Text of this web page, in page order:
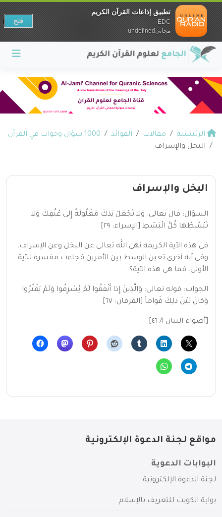
الرئيسية مقالات الفوائد
1000 سؤال وجواب في القرآن
البخل والإسراف
البخل والإسراف
السؤال: قال تعالى: وَلا تَجْعَلْ يَدَكَ مَغْلُولَةً إِلى عُنُقِكَ وَلا
تَبْسُطْها كُلَّ الْبَسْطِ [الإسراء: ٢٩]
في هذه الآية الكريمة نهى الله تعالى عن البخل وعن الإسراف،
وفي آية أخرى تعين الوسط بين الأمرين فجاءت مفسرة للآية
الأولى، فما هي هذه الآية؟
الجواب: قوله تعالى: وَالَّذِينَ إِذا أَنْفَقُوا لَمْ يُسْرِفُوا وَلَمْ يَقْتُرُوا
وَكانَ بَيْنَ ذلِكَ قَواماً [الفرقان: ٦٧]
[أضواء البيان ١/ ٤٦]
مواقع لجنة الدعوة الإلكترونية
البوابات الدعوية
لجنة الدعوة الإلكترونية
بوابة الكويت للتعريف بالإسلام
تطبيق إذاعات القرآن الكريم
EDC
مجانيundefined
فتح